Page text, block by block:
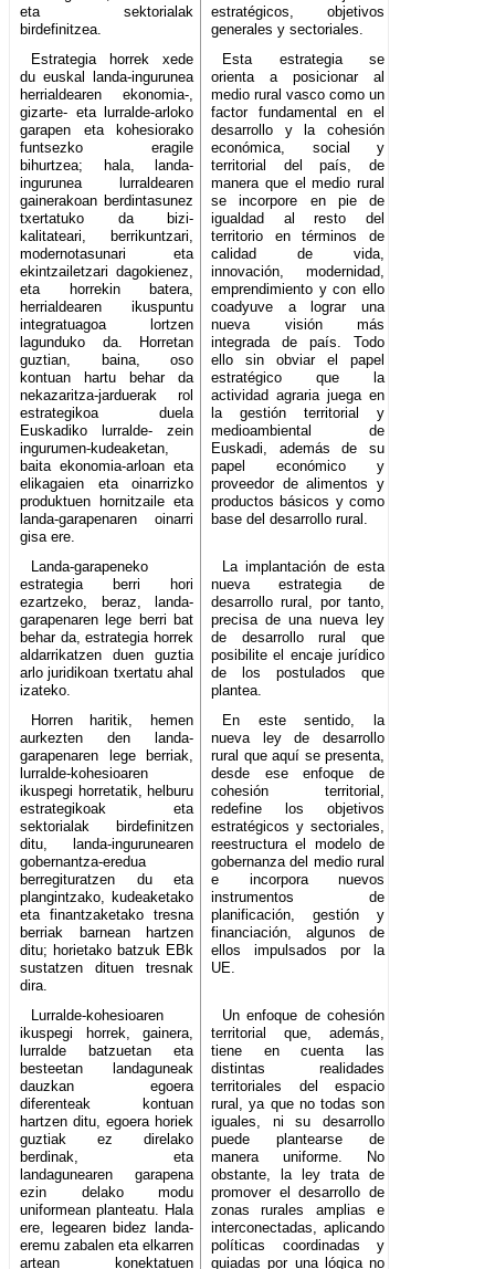
eta sektorialak
birdefinitzea.
estratégicos, objetivos
generales y sectoriales.
Estrategia horrek xede
du euskal landa-ingurunea
herrialdearen ekonomia-,
gizarte- eta lurralde-arloko
garapen eta kohesiorako
funtsezko eragile
bihurtzea; hala, landa-
ingurunea lurraldearen
gainerakoan berdintasunez
txertatuko da bizi-
kalitateari, berrikuntzari,
modernotasunari eta
ekintzailetzari dagokienez,
eta horrekin batera,
herrialdearen ikuspuntu
integratuagoa lortzen
lagunduko da. Horretan
guztian, baina, oso
kontuan hartu behar da
nekazaritza-jarduerak rol
estrategikoa duela
Euskadiko lurralde- zein
ingurumen-kudeaketan,
baita ekonomia-arloan eta
elikagaien eta oinarrizko
produktuen hornitzaile eta
landa-garapenaren oinarri
gisa ere.
Esta estrategia se
orienta a posicionar al
medio rural vasco como un
factor fundamental en el
desarrollo y la cohesión
económica, social y
territorial del país, de
manera que el medio rural
se incorpore en pie de
igualdad al resto del
territorio en términos de
calidad de vida,
innovación, modernidad,
emprendimiento y con ello
coadyuve a lograr una
nueva visión más
integrada de país. Todo
ello sin obviar el papel
estratégico que la
actividad agraria juega en
la gestión territorial y
medioambiental de
Euskadi, además de su
papel económico y
proveedor de alimentos y
productos básicos y como
base del desarrollo rural.
Landa-garapeneko
estrategia berri hori
ezartzeko, beraz, landa-
garapenaren lege berri bat
behar da, estrategia horrek
aldarrikatzen duen guztia
arlo juridikoan txertatu ahal
izateko.
La implantación de esta
nueva estrategia de
desarrollo rural, por tanto,
precisa de una nueva ley
de desarrollo rural que
posibilite el encaje jurídico
de los postulados que
plantea.
Horren haritik, hemen
aurkezten den landa-
garapenaren lege berriak,
lurralde-kohesioaren
ikuspegi horretatik, helburu
estrategikoak eta
sektorialak birdefinitzen
ditu, landa-ingurunearen
gobernantza-eredua
berregituratzen du eta
plangintzako, kudeaketako
eta finantzaketako tresna
berriak barnean hartzen
ditu; horietako batzuk EBk
sustatzen dituen tresnak
dira.
En este sentido, la
nueva ley de desarrollo
rural que aquí se presenta,
desde ese enfoque de
cohesión territorial,
redefine los objetivos
estratégicos y sectoriales,
reestructura el modelo de
gobernanza del medio rural
e incorpora nuevos
instrumentos de
planificación, gestión y
financiación, algunos de
ellos impulsados por la
UE.
Lurralde-kohesioaren
ikuspegi horrek, gainera,
lurralde batzuetan eta
besteetan landaguneak
dauzkan egoera
diferenteak kontuan
hartzen ditu, egoera horiek
guztiak ez direlako
berdinak, eta
landagunearen garapena
ezin delako modu
uniformean planteatu. Hala
ere, legearen bidez landa-
eremu zabalen eta elkarren
artean konektatuen
Un enfoque de cohesión
territorial que, además,
tiene en cuenta las
distintas realidades
territoriales del espacio
rural, ya que no todas son
iguales, ni su desarrollo
puede plantearse de
manera uniforme. No
obstante, la ley trata de
promover el desarrollo de
zonas rurales amplias e
interconectadas, aplicando
políticas coordinadas y
guiadas por una lógica no